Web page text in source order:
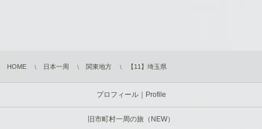
HOME 日本一周 関東地方 【11】埼玉県
プロフィール｜Profile
旧市町村一周の旅（NEW）